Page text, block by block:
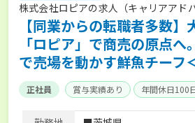
株式会社ロピアの求人（キャリアアド
【同業からの転職者多数
「ロピア」で商売の原点
で売場を動かす鮮魚チーフ
正社員 賞与実績あり 年間休日100